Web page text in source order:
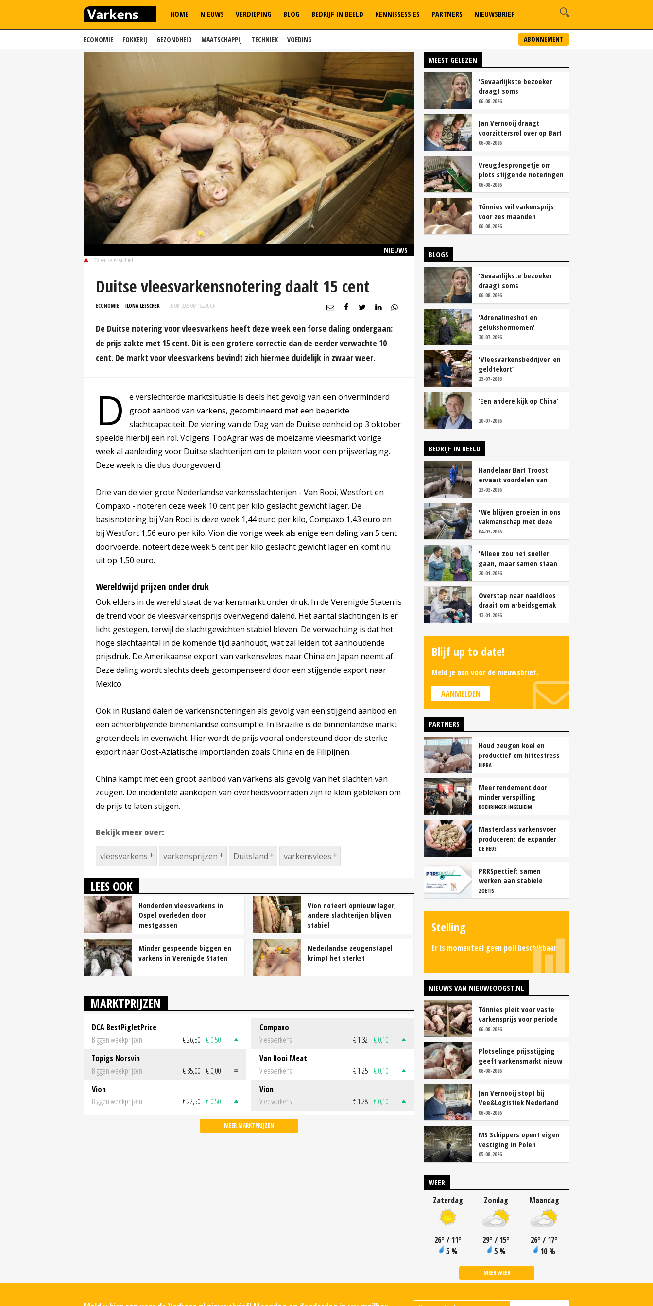
ECONOMIE FOKKERIJ GEZONDHEID MAATSCHAPPIJ TECHNIEK VOEDING ABONNEMENT
HOME NIEUWS VERDIEPING BLOG BEDRIJF IN BEELD KENNISSESSIES PARTNERS NIEUWSBRIEF
NIEUWS
© Varkens Archief
Duitse vleesvarkensnotering daalt 15 cent
ECONOMIE ILONA LESSCHER 08 OKT 2025 OM 16:23UUR
De Duitse notering voor vleesvarkens heeft deze week een forse daling ondergaan:
de prijs zakte met 15 cent. Dit is een grotere correctie dan de eerder verwachte 10
cent. De markt voor vleesvarkens bevindt zich hiermee duidelijk in zwaar weer.
D
e verslechterde marktsituatie is deels het gevolg van een onverminderd
groot aanbod van varkens, gecombineerd met een beperkte
slachtcapaciteit. De viering van de Dag van de Duitse eenheid op 3 oktober
speelde hierbij een rol. Volgens TopAgrar was de moeizame vleesmarkt vorige
week al aanleiding voor Duitse slachterijen om te pleiten voor een prijsverlaging.
Deze week is die dus doorgevoerd.
Drie van de vier grote Nederlandse varkensslachterijen - Van Rooi, Westfort en
Compaxo - noteren deze week 10 cent per kilo geslacht gewicht lager. De
basisnotering bij Van Rooi is deze week 1,44 euro per kilo, Compaxo 1,43 euro en
bij Westfort 1,56 euro per kilo. Vion die vorige week als enige een daling van 5 cent
doorvoerde, noteert deze week 5 cent per kilo geslacht gewicht lager en komt nu
uit op 1,50 euro.
Wereldwijd prijzen onder druk
Ook elders in de wereld staat de varkensmarkt onder druk. In de Verenigde Staten is
de trend voor de vleesvarkensprijs overwegend dalend. Het aantal slachtingen is er
licht gestegen, terwijl de slachtgewichten stabiel bleven. De verwachting is dat het
hoge slachtaantal in de komende tijd aanhoudt, wat zal leiden tot aanhoudende
prijsdruk. De Amerikaanse export van varkensvlees naar China en Japan neemt af.
Deze daling wordt slechts deels gecompenseerd door een stijgende export naar
Mexico.
Ook in Rusland dalen de varkensnoteringen als gevolg van een stijgend aanbod en
een achterblijvende binnenlandse consumptie. In Brazilië is de binnenlandse markt
grotendeels in evenwicht. Hier wordt de prijs vooral ondersteund door de sterke
export naar Oost-Aziatische importlanden zoals China en de Filipijnen.
China kampt met een groot aanbod van varkens als gevolg van het slachten van
zeugen. De incidentele aankopen van overheidsvoorraden zijn te klein gebleken om
de prijs te laten stijgen.
Bekijk meer over:
vleesvarkens varkensprijzen Duitsland varkensvlees
LEES OOK
Honderden vleesvarkens in
Ospel overleden door
mestgassen
Vion noteert opnieuw lager,
andere slachterijen blijven
stabiel
Minder gespeende biggen en
varkens in Verenigde Staten
Nederlandse zeugenstapel
krimpt het sterkst
MARKTPRIJZEN
DCA BestPigletPrice
Biggen weekprijzen
€ 26,50 € 0,50
Topigs Norsvin
Biggen weekprijzen
€ 35,00 € 0,00
Vion
Biggen weekprijzen
€ 22,50 € 0,50
Compaxo
Vleesvarkens
€ 1,32 € 0,10
Van Rooi Meat
Vleesvarkens
€ 1,25 € 0,10
Vion
Vleesvarkens
€ 1,28 € 0,10
MEER MARKTPRIJZEN
MEEST GELEZEN
‘Gevaarlijkste bezoeker
draagt soms
overschoenen’
06-08-2026
Jan Vernooij draagt
voorzittersrol over op Bart
Camps
06-08-2026
Vreugdesprongetje om
plots stijgende noteringen
06-08-2026
Tönnies wil varkensprijs
voor zes maanden
vastleggen
06-08-2026
BLOGS
‘Gevaarlijkste bezoeker
draagt soms
overschoenen’
06-08-2026
‘Adrenalineshot en
gelukshormomen’
30-07-2026
‘Vleesvarkensbedrijven en
geldtekort’
23-07-2026
‘Een andere kijk op China’
20-07-2026
BEDRIJF IN BEELD
Handelaar Bart Troost
ervaart voordelen van
coöperatieve voerfusie
23-03-2026
'We blijven groeien in ons
vakmanschap met deze
teamaanpak'
04-03-2026
'Alleen zou het sneller
gaan, maar samen staan
we stukken sterker'
20-01-2026
Overstap naar naaldloos
draait om arbeidsgemak
en diervriendelijkheid
13-01-2026
Blijf up to date!
Meld je aan voor de nieuwsbrief.
AANMELDEN
PARTNERS
Houd zeugen koel en
productief om hittestress
te voorkomen
HIPRA
Meer rendement door
minder verspilling
BOEHRINGER INGELHEIM
Masterclass varkensvoer
produceren: de expander
DE HEUS
PRRSpectief: samen
werken aan stabiele
resultaten
ZOETIS
Stelling
Er is momenteel geen poll beschikbaar.
NIEUWS VAN NIEUWEOOGST.NL
Tönnies pleit voor vaste
varkensprijs voor periode
van zes maanden
06-08-2026
Plotselinge prijsstijging
geeft varkensmarkt nieuw
perspectief
06-08-2026
Jan Vernooij stopt bij
Vee&Logistiek Nederland
06-08-2026
MS Schippers opent eigen
vestiging in Polen
05-08-2026
WEER
Zaterdag
26° / 11°
5 %
Zondag
29° / 15°
5 %
Maandag
26° / 17°
10 %
MEER WEER